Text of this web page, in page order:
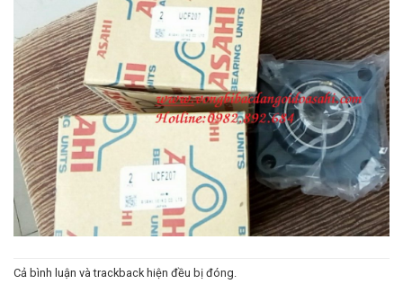
Cả bình luận và trackback hiện đều bị đóng.